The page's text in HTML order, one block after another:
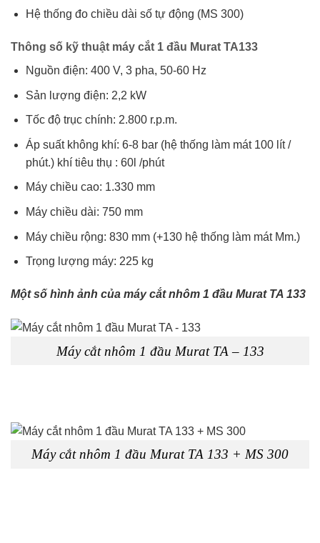
Hệ thống đo chiều dài số tự động (MS 300)
Thông số kỹ thuật máy cắt 1 đầu Murat TA133
Nguồn điện: 400 V, 3 pha, 50-60 Hz
Sản lượng điện: 2,2 kW
Tốc độ trục chính: 2.800 r.p.m.
Áp suất không khí: 6-8 bar (hệ thống làm mát 100 lít /
phút.) khí tiêu thụ : 60l /phút
Máy chiều cao: 1.330 mm
Máy chiều dài: 750 mm
Máy chiều rộng: 830 mm (+130 hệ thống làm mát Mm.)
Trọng lượng máy: 225 kg
Một số hình ảnh của máy cắt nhôm 1 đầu Murat TA 133
Máy cắt nhôm 1 đầu Murat TA – 133
Máy cắt nhôm 1 đầu Murat TA 133 + MS 300